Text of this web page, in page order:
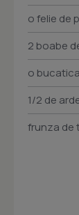
o felie de
2 boabe
o
1/2 de
frunza de